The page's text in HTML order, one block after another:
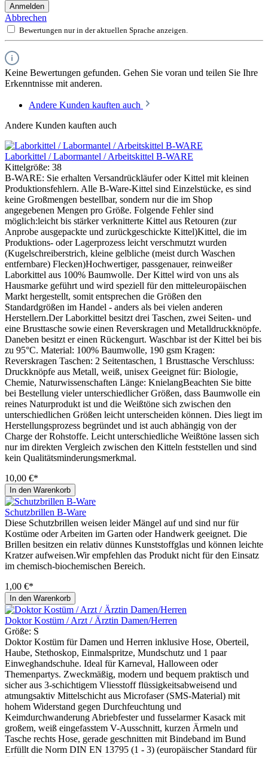
Anmelden
Abbrechen
Bewertungen nur in der aktuellen Sprache anzeigen.
Keine Bewertungen gefunden. Gehen Sie voran und teilen Sie Ihre
Erkenntnisse mit anderen.
Andere Kunden kauften auch
Andere Kunden kauften auch
Laborkittel / Labormantel / Arbeitskittel B-WARE
Kittelgröße: 38
B-WARE: Sie erhalten Versandrückläufer oder Kittel mit kleinen
Produktionsfehlern. Alle B-Ware-Kittel sind Einzelstücke, es sind
keine Großmengen bestellbar, sondern nur die im Shop
angegebenen Mengen pro Größe. Folgende Fehler sind
möglich:leicht bis stärker verknitterte Kittel aus Retouren (zur
Anprobe ausgepackte und zurückgeschickte Kittel)Kittel, die im
Produktions- oder Lagerprozess leicht verschmutzt wurden
(Kugelschreiberstrich, kleine gelbliche (meist durch Waschen
entfernbare) Flecken)Hochwertiger, passgenauer, reinweißer
Laborkittel aus 100% Baumwolle. Der Kittel wird von uns als
Hausmarke geführt und wird speziell für den mitteleuropäischen
Markt hergestellt, somit entsprechen die Größen den
Standardgrößen im Handel - anders als bei vielen anderen
Herstellern.Der Laborkittel besitzt drei Taschen, zwei Seiten- und
eine Brusttasche sowie einen Reverskragen und Metalldruckknöpfe.
Daneben besitzt er einen Rückengurt. Waschbar ist der Kittel bei bis
zu 95°C. Material: 100% Baumwolle, 190 gsm Kragen:
Reverskragen Taschen: 2 Seitentaschen, 1 Brusttasche Verschluss:
Druckknöpfe aus Metall, weiß, unisex Geeignet für: Biologie,
Chemie, Naturwissenschaften Länge: KnielangBeachten Sie bitte
bei Bestellung vieler unterschiedlicher Größen, dass Baumwolle ein
reines Naturprodukt ist und die Weißtöne sich zwischen den
unterschiedlichen Größen leicht unterscheiden können. Dies liegt im
Herstellungsprozess begründet und ist auch abhängig von der
Charge der Rohstoffe. Leicht unterschiedliche Weißtöne lassen sich
nur im direkten Vergleich zwischen den Kitteln feststellen und sind
kein Qualitätsminderungsmerkmal.
10,00 €*
In den Warenkorb
Schutzbrillen B-Ware
Diese Schutzbrillen weisen leider Mängel auf und sind nur für
Kostüme oder Arbeiten im Garten oder Handwerk geeignet. Die
Brillen besitzen ein relativ dünnes Kunststoffglas und können leichte
Kratzer aufweisen.Wir empfehlen das Produkt nicht für den Einsatz
im chemisch-biochemischen Bereich.
1,00 €*
In den Warenkorb
Doktor Kostüm / Arzt / Ärztin Damen/Herren
Größe: S
Doktor Kostüm für Damen und Herren inklusive Hose, Oberteil,
Haube, Stethoskop, Einmalspritze, Mundschutz und 1 paar
Einweghandschuhe. Ideal für Karneval, Halloween oder
Themenpartys. Zweckmäßig, modern und bequem praktisch und
sicher aus 3-schichtigem Vliesstoff flüssigkeitsabweisend und
atmungsaktiv Mittelschicht aus Microfaser (SMS-Material) mit
hohem Widerstand gegen Durchfeuchtung und
Keimdurchwanderung Abriebfester und fusselarmer Kasack mit
großem, weiß eingefasstem V-Ausschnitt, kurzen Ärmeln und
Tasche rechts Hose, gerade geschnitten mit Bindeband im Bund
Erfüllt die Norm DIN EN 13795 (1 - 3) (europäischer Standard für